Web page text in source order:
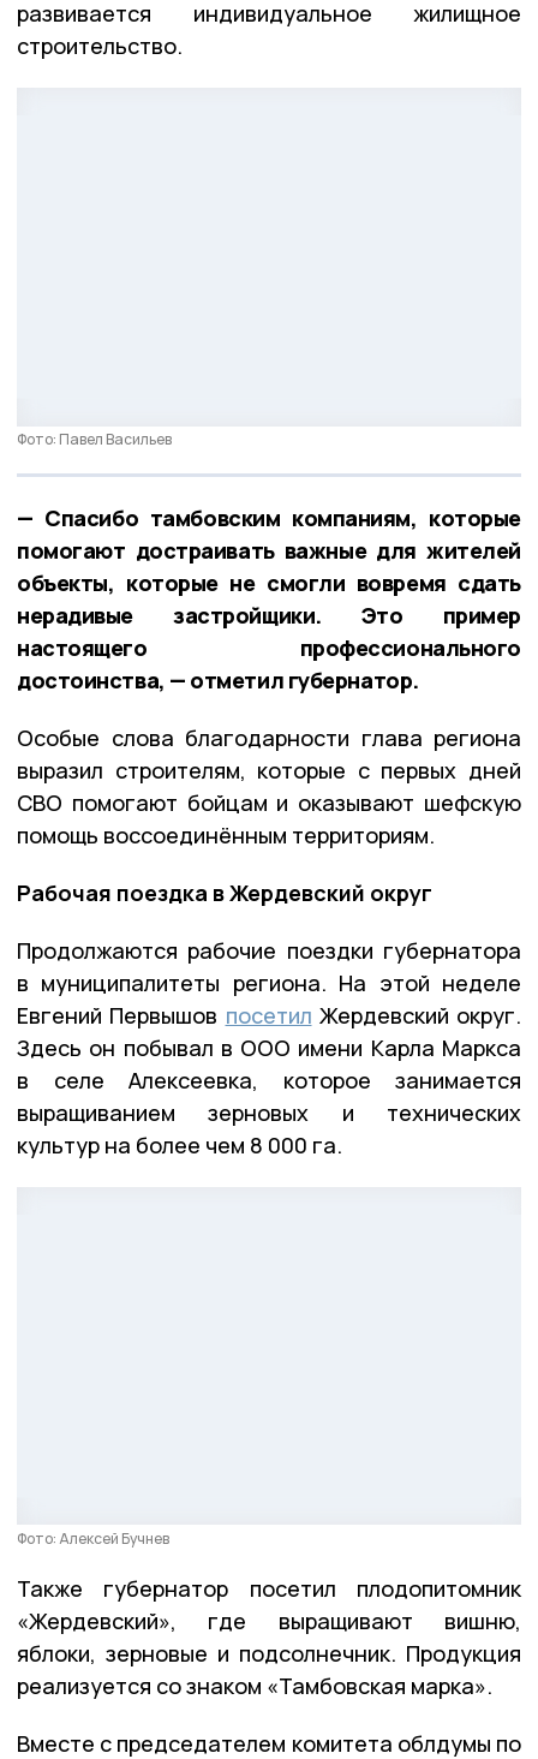
развивается индивидуальное жилищное
строительство.
Фото: Павел Васильев
— Спасибо тамбовским компаниям, которые
помогают достраивать важные для жителей
объекты, которые не смогли вовремя сдать
нерадивые застройщики. Это пример
настоящего профессионального
достоинства, — отметил губернатор.
Особые слова благодарности глава региона
выразил строителям, которые с первых дней
СВО помогают бойцам и оказывают шефскую
помощь воссоединённым территориям.
Рабочая поездка в Жердевский округ
Продолжаются рабочие поездки губернатора
в муниципалитеты региона. На этой неделе
Евгений Первышов посетил Жердевский округ.
Здесь он побывал в ООО имени Карла Маркса
в селе Алексеевка, которое занимается
выращиванием зерновых и технических
культур на более чем 8 000 га.
Фото: Алексей Бучнев
Также губернатор посетил плодопитомник
«Жердевский», где выращивают вишню,
яблоки, зерновые и подсолнечник. Продукция
реализуется со знаком «Тамбовская марка».
Вместе с председателем комитета облдумы по